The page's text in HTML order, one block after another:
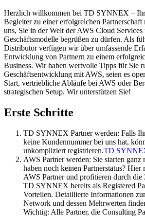
Herzlich willkommen bei TD SYNNEX –
Begleiter zu einer erfolgreichen
uns, Sie in der Welt der AWS Cloud Services
Geschäftsmodelle begrüßen zu dürfen. Als
Distributor verfügen wir über umfassende
Entwicklung von Partnern zu einem
Business. Wir haben wertvolle Tipps für Sie
Geschäftsentwicklung mit AWS, seien es
Start, vertriebliche Abläufe bei AWS oder
strategischen Setup. Wir unterstützen Sie!
Erste Schritte
TD SYNNEX Partner werden: Falls
keine Kundennummer bei uns hat,
unkompliziert registrieren.TD
AWS Partner werden: Sie starten ganz
haben noch keinen Partnerstatus? Hier
AWS Partner und profitieren durch die
TD SYNNEX bereits als Registered
Vorteilen. Detaillierte Informationen
Network und dessen Mehrwerten
Wichtig: Alle Partner, die Consulting